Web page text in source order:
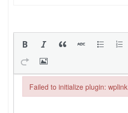
Failed to initialize plugin: wplink
Failed to initialize plugin: wplink